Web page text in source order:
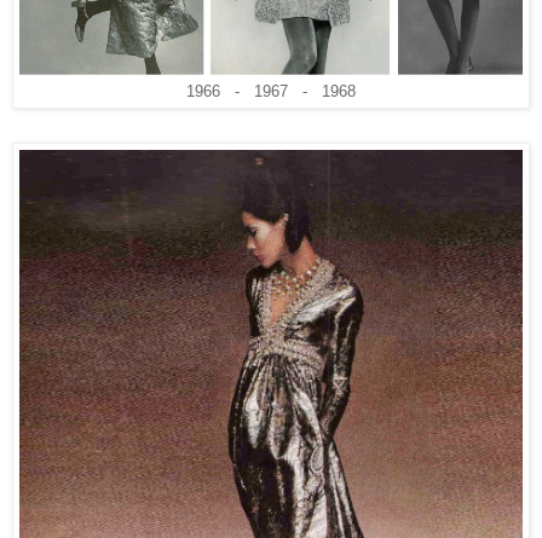
1966 - 1967 - 1968